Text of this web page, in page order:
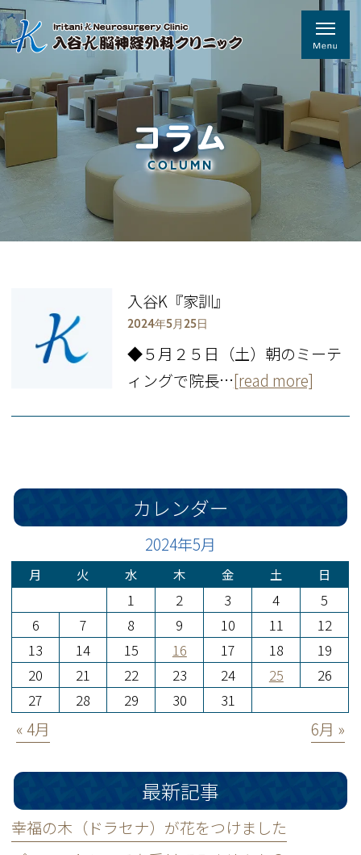
コラム
COLUMN
入谷K『家訓』
2024年5月25日
◆５月２５日（土）朝のミーテ
ィングで院長…[read more]
カレンダー
2024年5月
月 火 水 木 金 土 日
1 2 3 4
5
6
7 8 9 10 11
12
13
14 15 16 17 18
19
20
21 22 23 24 25
26
27
28 29 30 31
« 4月 6月 »
最新記事
幸福の木（ドラセナ）が花をつけました